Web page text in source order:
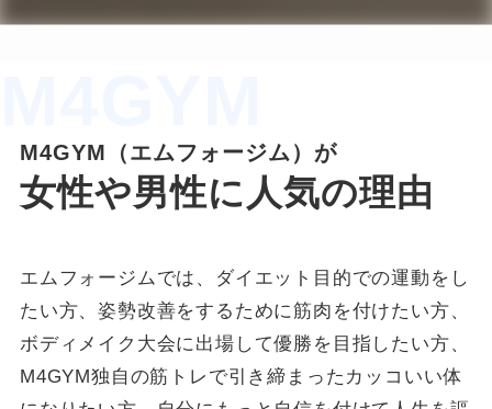
M4GYM（エムフォージム）が
女性や男性に人気の理由
エムフォージムでは、ダイエット目的での運動をし
たい方、姿勢改善をするために筋肉を付けたい方、
ボディメイク大会に出場して優勝を目指したい方、
M4GYM独自の筋トレで引き締まったカッコいい体